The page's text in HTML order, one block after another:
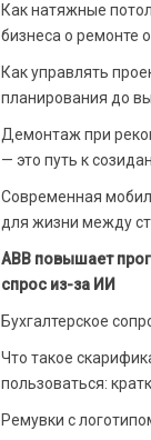
Как натяжные
бизнеса о ремонте
Как управлять
планирования до
Демонтаж при
— это путь к
Современная
для жизни между
ABB повышает
спрос из-за ИИ
Бухгалтерское
Что такое
пользоваться:
Ремувки с